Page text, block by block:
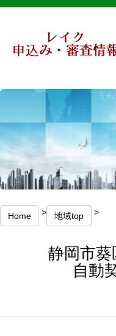
Home > 地域top >
静岡市
自動